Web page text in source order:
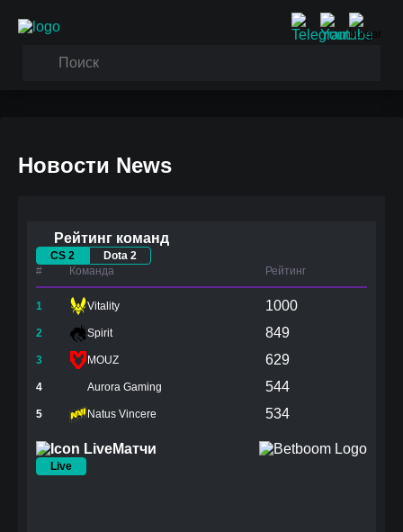
Новости News
Рейтинг команд
CS 2
Dota 2
#
Команда Рейтинг
1 Vitality 1000
2 Spirit 849
3 MOUZ 629
4 Aurora Gaming 544
5 Natus Vincere 534
Матчи
Live